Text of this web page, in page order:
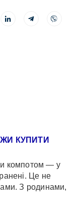
КУПИТИ
компотом — у
Це не
З родинами,